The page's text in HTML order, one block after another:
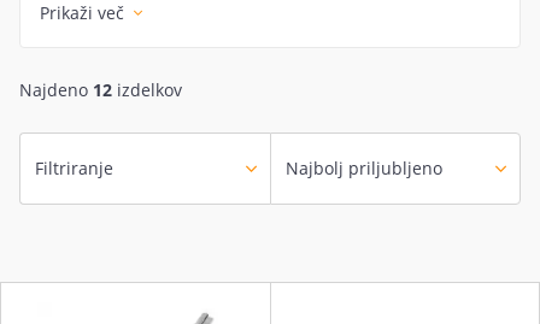
Prikaži več
Najdeno 12 izdelkov
Filtriranje